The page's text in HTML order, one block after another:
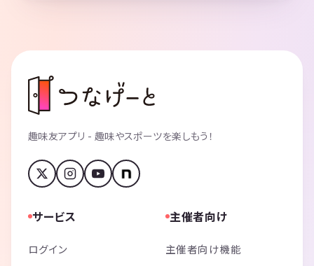
趣味友アプリ - 趣味やスポーツを楽しもう！
サービス
ログイン
主催者向け
主催者向け機能